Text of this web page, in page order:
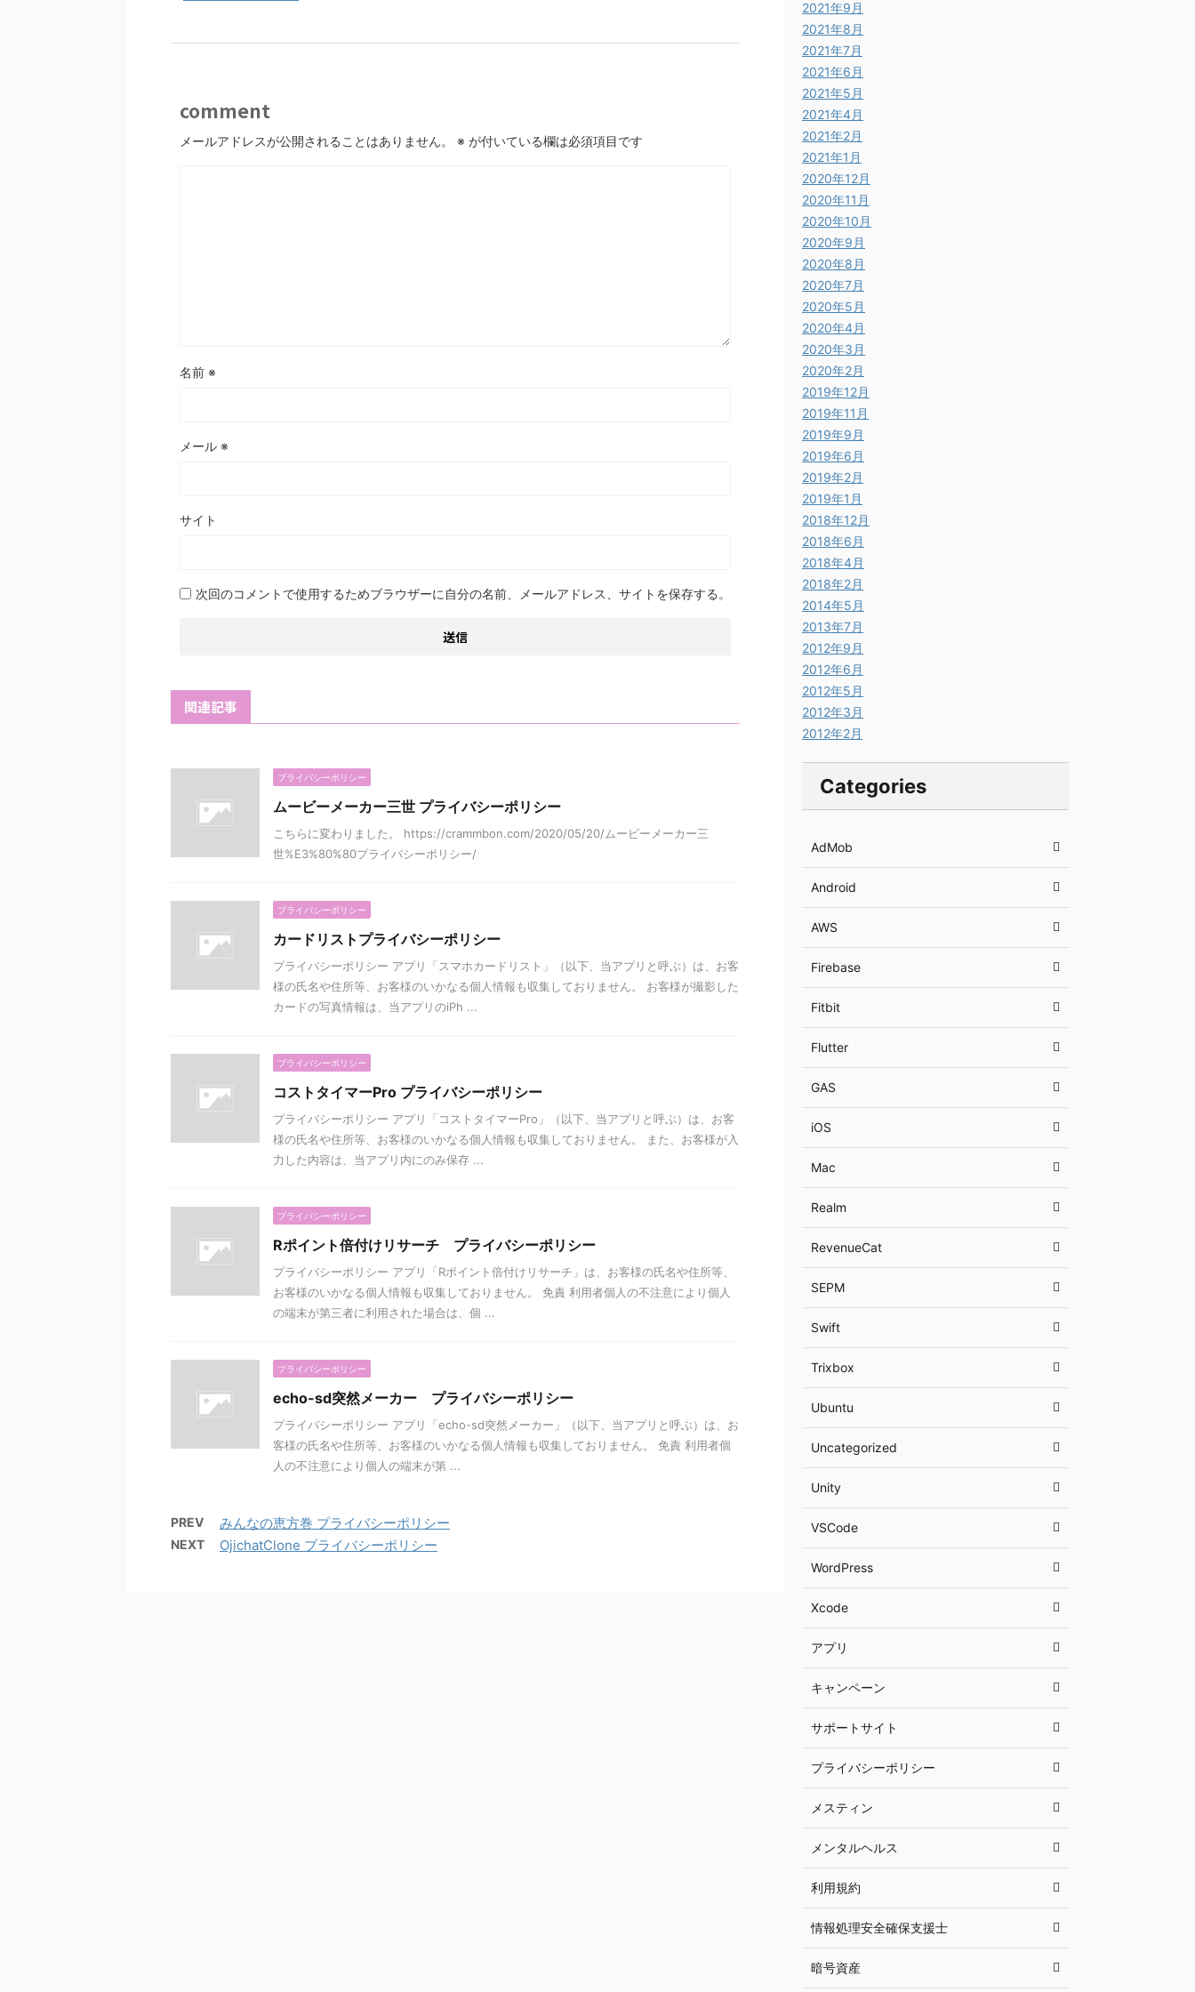
comment
メールアドレスが公開されることはありません。 ※ が付いている欄は必須項目です
名前 ※
メール ※
サイト
次回のコメントで使用するためブラウザーに自分の名前、メールアドレス、サイトを保存する。
関連記事
プライバシーポリシー
ムービーメーカー三世 プライバシーポリシー
こちらに変わりました。 https://crammbon.com/2020/05/20/ムービーメーカー三
世%E3%80%80プライバシーポリシー/
プライバシーポリシー
カードリストプライバシーポリシー
プライバシーポリシー アプリ「スマホカードリスト」（以下、当アプリと呼ぶ）は、お客
様の氏名や住所等、お客様のいかなる個人情報も収集しておりません。 お客様が撮影した
カードの写真情報は、当アプリのiPh ...
プライバシーポリシー
コストタイマーPro プライバシーポリシー
プライバシーポリシー アプリ「コストタイマーPro」（以下、当アプリと呼ぶ）は、お客
様の氏名や住所等、お客様のいかなる個人情報も収集しておりません。 また、お客様が入
力した内容は、当アプリ内にのみ保存 ...
プライバシーポリシー
Rポイント倍付けリサーチ プライバシーポリシー
プライバシーポリシー アプリ「Rポイント倍付けリサーチ」は、お客様の氏名や住所等、
お客様のいかなる個人情報も収集しておりません。 免責 利用者個人の不注意により個人
の端末が第三者に利用された場合は、個 ...
プライバシーポリシー
echo-sd突然メーカー プライバシーポリシー
プライバシーポリシー アプリ「echo-sd突然メーカー」（以下、当アプリと呼ぶ）は、お
客様の氏名や住所等、お客様のいかなる個人情報も収集しておりません。 免責 利用者個
人の不注意により個人の端末が第 ...
PREV みんなの恵方巻 プライバシーポリシー
NEXT OjichatClone プライバシーポリシー
2021年9月
2021年8月
2021年7月
2021年6月
2021年5月
2021年4月
2021年2月
2021年1月
2020年12月
2020年11月
2020年10月
2020年9月
2020年8月
2020年7月
2020年5月
2020年4月
2020年3月
2020年2月
2019年12月
2019年11月
2019年9月
2019年6月
2019年2月
2019年1月
2018年12月
2018年6月
2018年4月
2018年2月
2014年5月
2013年7月
2012年9月
2012年6月
2012年5月
2012年3月
2012年2月
Categories
AdMob
Android
AWS
Firebase
Fitbit
Flutter
GAS
iOS
Mac
Realm
RevenueCat
SEPM
Swift
Trixbox
Ubuntu
Uncategorized
Unity
VSCode
WordPress
Xcode
アプリ
キャンペーン
サポートサイト
プライバシーポリシー
メスティン
メンタルヘルス
利用規約
情報処理安全確保支援士
暗号資産